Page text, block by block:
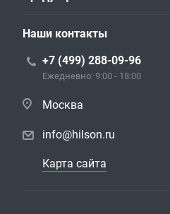
Наши контакты
+7 (499) 288-09-96
Ежедневно: 9:00 - 18:00
Москва
info@hilson.ru
Карта сайта